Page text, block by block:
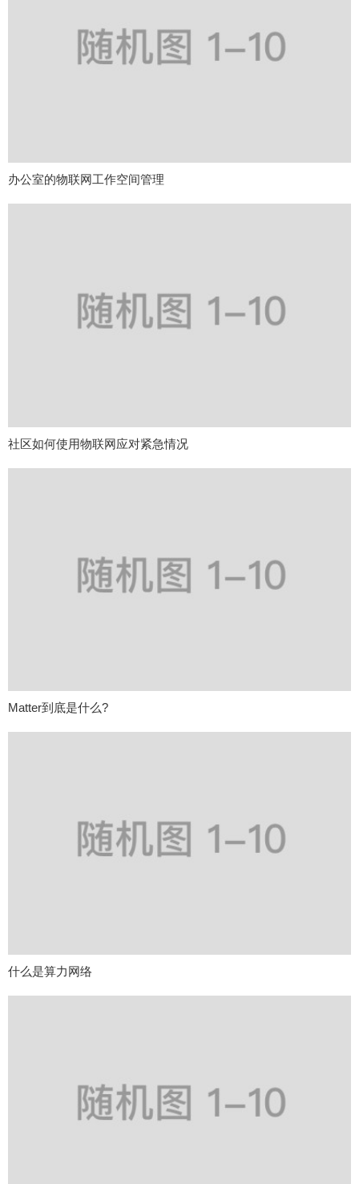
办公室的物联网工作空间管理
社区如何使用物联网应对紧急情况
Matter到底是什么?
什么是算力网络